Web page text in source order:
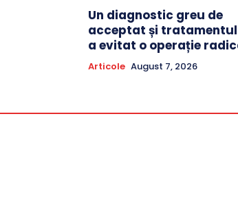
Un diagnostic greu de
acceptat și
a evitat o operație
Articole August 7, 2026